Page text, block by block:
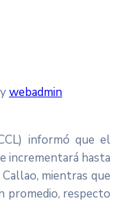
webadmin
informó que el
incrementará hasta
mientras que
promedio, respecto